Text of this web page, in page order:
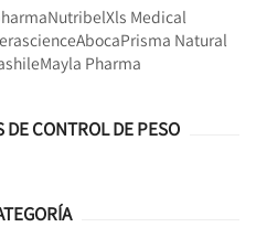
NutribelXls Medical
AbocaPrisma Natural
Mayla Pharma
DE CONTROL DE PESO